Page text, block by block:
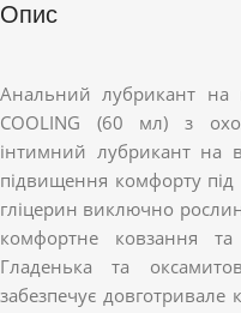
Опис
Анальний лубрикант на
COOLING (60 мл) з
інтимний лубрикант на
підвищення комфорту під
гліцерин виключно
комфортне ковзання та
Гладенька та
забезпечує